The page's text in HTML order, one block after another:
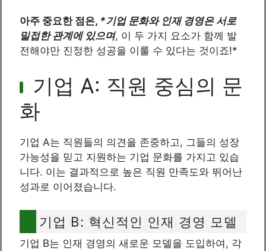
아주 중요한 점은, *기업 문화와 인재 경영은 서로
밀접한 관계에 있으며, 이 두 가지 요소가 함께 발
전해야만 진정한 성공을 이룰 수 있다는 것이죠!*
기업 A: 직원 중심의 문
화
기업 A는 직원들의 의견을 존중하고, 그들의 성장
가능성을 믿고 지원하는 기업 문화를 가지고 있습
니다. 이는 결과적으로 높은 직원 만족도와 뛰어난
성과로 이어졌습니다.
기업 B: 혁신적인 인재 경영 모델
기업 B는 인재 경영의 새로운 모델을 도입하여, 각